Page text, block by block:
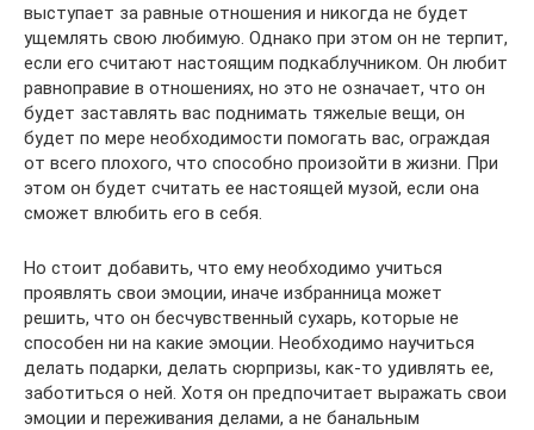
выступает за равные отношения и никогда не будет
ущемлять свою любимую. Однако при этом он не терпит,
если его считают настоящим подкаблучником. Он любит
равноправие в отношениях, но это не означает, что он
будет заставлять вас поднимать тяжелые вещи, он
будет по мере необходимости помогать вас, ограждая
от всего плохого, что способно произойти в жизни. При
этом он будет считать ее настоящей музой, если она
сможет влюбить его в себя.
Но стоит добавить, что ему необходимо учиться
проявлять свои эмоции, иначе избранница может
решить, что он бесчувственный сухарь, которые не
способен ни на какие эмоции. Необходимо научиться
делать подарки, делать сюрпризы, как-то удивлять ее,
заботиться о ней. Хотя он предпочитает выражать свои
эмоции и переживания делами, а не банальным